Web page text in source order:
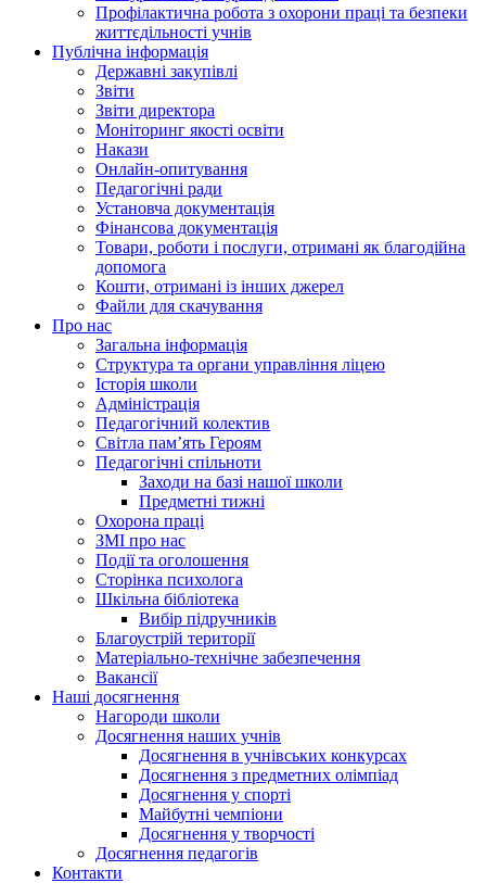
Профілактична робота з охорони праці та безпеки
життєдільності учнів
Публічна інформація
Державні закупівлі
Звіти
Звіти директора
Моніторинг якості освіти
Накази
Онлайн-опитування
Педагогічні ради
Установча документація
Фінансова документація
Товари, роботи і послуги, отримані як благодійна
допомога
Кошти, отримані із інших джерел
Файли для скачування
Про нас
Загальна інформація
Структура та органи управління ліцею
Історія школи
Адміністрація
Педагогічний колектив
Світла пам’ять Героям
Педагогічні спільноти
Заходи на базі нашої школи
Предметні тижні
Охорона праці
ЗМІ про нас
Події та оголошення
Сторінка психолога
Шкільна бібліотека
Вибір підручників
Благоустрій території
Матеріально-технічне забезпечення
Вакансії
Наші досягнення
Нагороди школи
Досягнення наших учнів
Досягнення в учнівських конкурсах
Досягнення з предметних олімпіад
Досягнення у спорті
Майбутні чемпіони
Досягнення у творчості
Досягнення педагогів
Контакти